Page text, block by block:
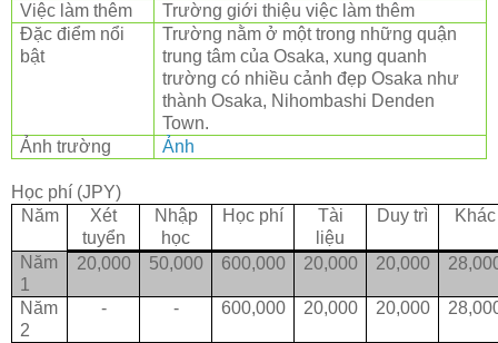
Việc làm thêm
Trường giới thiệu việc làm thêm
Đặc điểm nổi
bật
Trường nằm ở một trong những quận
trung tâm của Osaka, xung quanh
trường có nhiều cảnh đẹp Osaka như
thành Osaka, Nihombashi Denden
Town.
Ảnh trường
Ảnh
Học phí (JPY)
Năm
Xét
tuyển
Nhập
học
Học phí
Tài
liệu
Duy trì Khác
Năm
1
20,000 50,000 600,000 20,000 20,000
Năm
2
- - 600,000 20,000 20,000